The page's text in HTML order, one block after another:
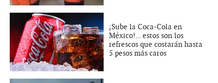
¡Sube la Coca-Cola en
México!... estos son los
refrescos que costarán hasta
5 pesos más caros